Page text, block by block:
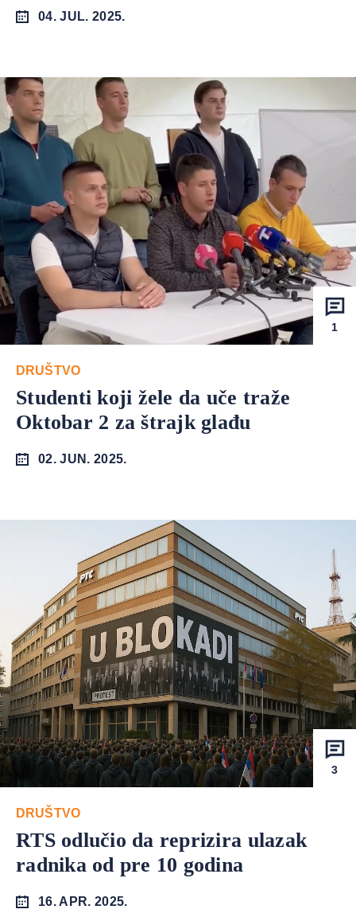
04. JUL. 2025.
1
DRUŠTVO
Studenti koji žele da uče traže
Oktobar 2 za štrajk glađu
02. JUN. 2025.
3
DRUŠTVO
RTS odlučio da reprizira ulazak
radnika od pre 10 godina
16. APR. 2025.